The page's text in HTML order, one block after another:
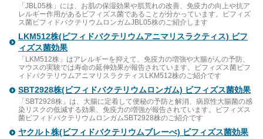
「JBL05株」には、お肌の保湿効果や肌荒れの改善、免疫力の向上や抗ア
レルギー作用があるビフィズス菌であることが分かっています。ビフィズ
ス菌ビフィドバクテリウムロンガムJBL05株のご紹介します
LKM512株(ビフィドバクテリウムアニマリスラクティス) ビフ
ィズス菌効果
「LKM512株」はアレルギーを抑えて、免疫力の増強や大腸がんの予防、
マウスの実験では寿命の延伸効果が報告されています。ビフィズス菌ビフ
ィドバクテリウムアニマリスラクティスLKM512株のご紹介です
SBT2928株(ビフィドバクテリウムロンガム) ビフィズス菌効果
「SBT2928株」は、大腸に定着して便秘の予防と解消、病原性大腸菌の感
染リスクの低減する効果、免疫力の増強が報告されています。ビフィズス
菌ビフィドバクテリウムロンガムSBT2928株のご紹介です
ヤクルト株(ビフィドバクテリウムブレーべ) ビフィズス菌効果